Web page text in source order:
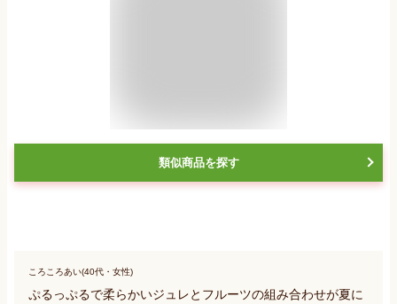
類似商品を探す
ころころあい(40代・女性)
ぷるっぷるで柔らかいジュレとフルーツの組み合わせが夏に